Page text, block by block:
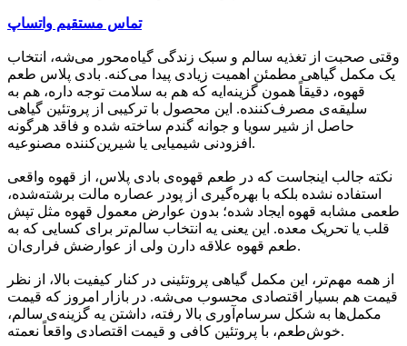
تماس مستقیم واتساپ
وقتی صحبت از تغذیه سالم و سبک زندگی گیاه‌محور می‌شه، انتخاب
یک مکمل گیاهی مطمئن اهمیت زیادی پیدا می‌کنه. بادی پلاس طعم
قهوه، دقیقاً همون گزینه‌ایه که هم به سلامت توجه داره، هم به
سلیقه‌ی مصرف‌کننده. این محصول با ترکیبی از پروتئین گیاهی
حاصل از شیر سویا و جوانه گندم ساخته شده و فاقد هرگونه
افزودنی شیمیایی یا شیرین‌کننده مصنوعیه.
نکته جالب اینجاست که در طعم قهوه‌ی بادی پلاس، از قهوه واقعی
استفاده نشده بلکه با بهره‌گیری از پودر عصاره مالت برشته‌شده،
طعمی مشابه قهوه ایجاد شده؛ بدون عوارض معمول قهوه مثل تپش
قلب یا تحریک معده. این یعنی یه انتخاب سالم‌تر برای کسایی که به
طعم قهوه علاقه دارن ولی از عوارضش فراری‌ان.
از همه مهم‌تر، این مکمل گیاهی پروتئینی در کنار کیفیت بالا، از نظر
قیمت هم بسیار اقتصادی محسوب می‌شه. در بازار امروز که قیمت
مکمل‌ها به شکل سرسام‌آوری بالا رفته، داشتن یه گزینه‌ی سالم،
خوش‌طعم، با پروتئین کافی و قیمت اقتصادی واقعاً نعمته.